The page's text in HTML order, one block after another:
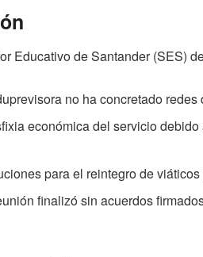
Educativo de Santander (SES)
no ha concretado
económica del servicio
para el reintegro de
finalizó sin acuerdos